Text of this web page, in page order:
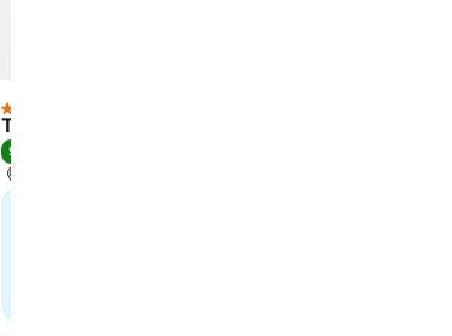
5 ดาว
Toscana Valley Hotel Portofino
9.3